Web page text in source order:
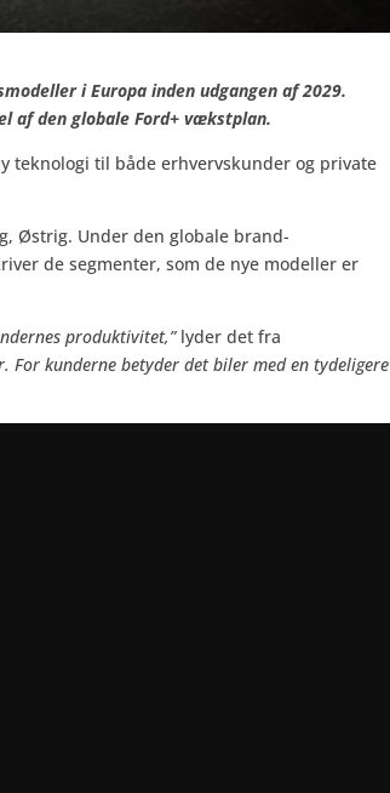
i Europa inden udgangen af 2029.
af den globale Ford+ vækstplan.
teknologi til både erhvervskunder og private
Østrig. Under den globale brand-
de segmenter, som de nye modeller er
produktivitet,”lyder det fra
For kunderne betyder det biler med en tydeligere